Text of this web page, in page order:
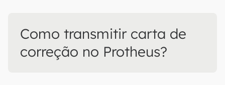
Como transmitir carta de
correção no Protheus?